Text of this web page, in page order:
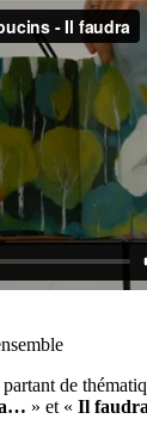
de
» et « Il